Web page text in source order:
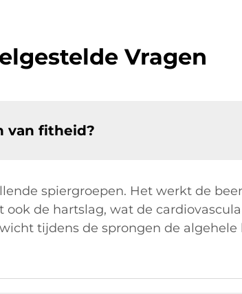
Vragen
van fitheid?
spiergroepen. Het werkt de
de hartslag, wat de
tijdens de sprongen de